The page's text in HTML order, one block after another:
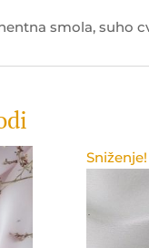
smola, suho
Sniženje!